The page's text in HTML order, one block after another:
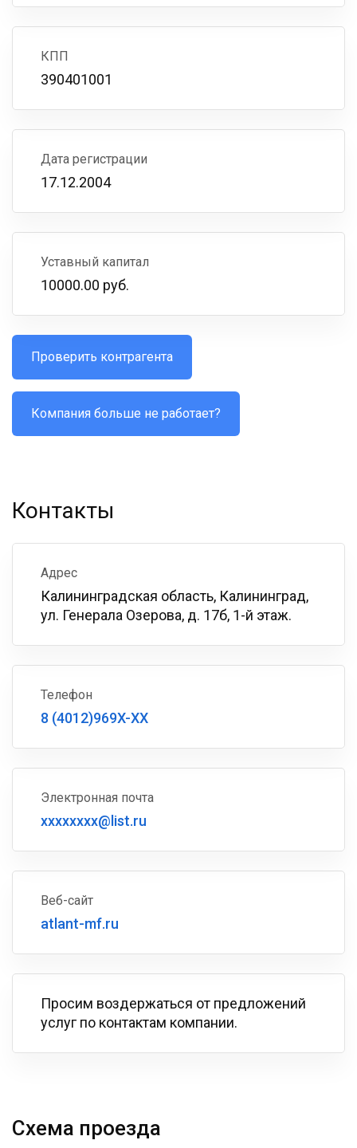
КПП
390401001
Дата регистрации
17.12.2004
Уставный капитал
10000.00 руб.
Проверить контрагента
Компания больше не работает?
Контакты
Адрес
Калининградская область, Калининград,
ул. Генерала Озерова, д. 17б, 1-й этаж.
Телефон
8 (4012)969X-XX
Электронная почта
xxxxxxxx@list.ru
Веб-сайт
atlant-mf.ru
Просим воздержаться от предложений
услуг по контактам компании.
Схема проезда